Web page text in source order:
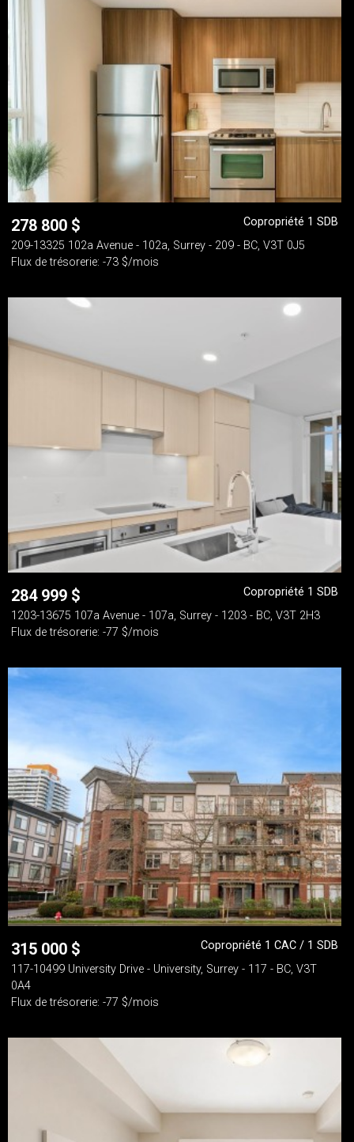
278 800 $
Copropriété 1 SDB
209-13325 102a Avenue - 102a, Surrey - 209 - BC, V3T 0J5
Flux de trésorerie: -73 $/mois
284 999 $
Copropriété 1 SDB
1203-13675 107a Avenue - 107a, Surrey - 1203 - BC, V3T 2H3
Flux de trésorerie: -77 $/mois
315 000 $
Copropriété 1 CAC / 1 SDB
117-10499 University Drive - University, Surrey - 117 - BC, V3T
0A4
Flux de trésorerie: -77 $/mois